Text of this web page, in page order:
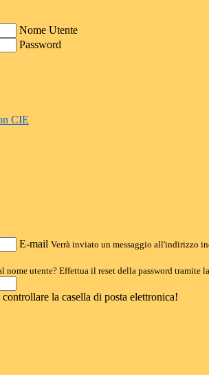
Nome Utente
Password
CIE
E-mail Verrà inviato un messaggio all'indirizzo
nome utente? Effettua il reset della password tramite la
la casella di posta elettronica!